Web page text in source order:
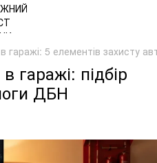
гаражі: 5 елементів захисту
гаражі: підбір
ДБН